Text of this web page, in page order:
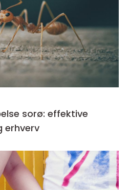
sorø: effektive
erhverv